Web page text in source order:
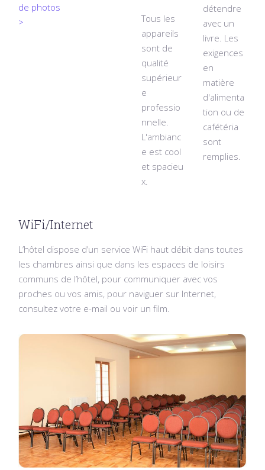
de photos
>
Tous les
appareils
sont de
qualité
supérieur
e
professio
nnelle.
L'ambianc
e est cool
et spacieu
x.
détendre
avec un
livre. Les
exigences
en
matière
d'alimenta
tion ou de
cafétéria
sont
remplies.
WiFi/Internet
L’hôtel dispose d’un service WiFi haut débit dans toutes
les chambres ainsi que dans les espaces de loisirs
communs de l’hôtel, pour communiquer avec vos
proches ou vos amis, pour naviguer sur Internet,
consultez votre e-mail ou voir un film.